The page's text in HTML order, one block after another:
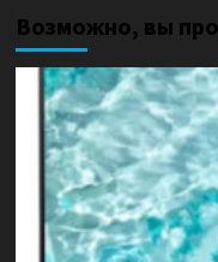
Возможно, вы